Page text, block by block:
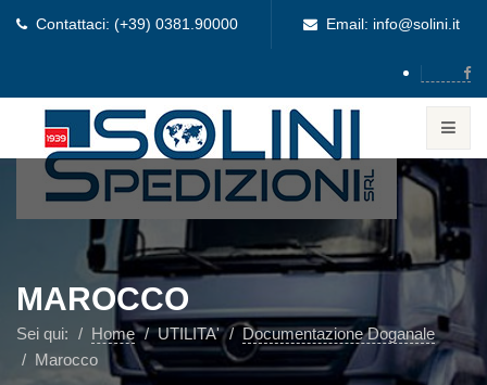
Contattaci: (+39) 0381.90000 Email: info@solini.it
MAROCCO
Sei qui: Home UTILITA'
Documentazione Doganale
Marocco